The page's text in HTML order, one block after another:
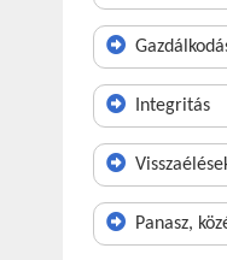
Integritás
Panasz,